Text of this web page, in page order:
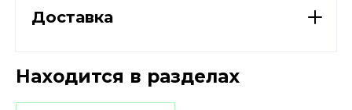
Доставка
Находится в разделах